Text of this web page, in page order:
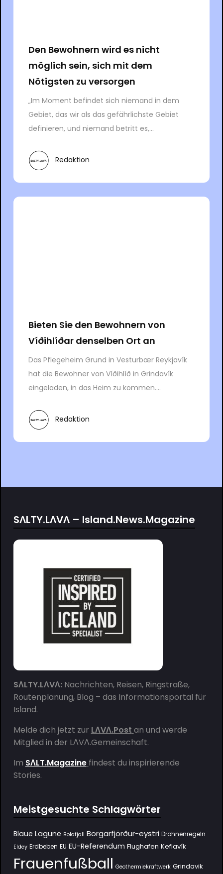
Den Bewohnern wird es nicht
möglich sein, sich mit dem
Nötigsten zu versorgen
„Im Moment befindet sich niemand in dem
Gebiet, das wir als das gefährlichste Gebiet
definieren, und niemand betritt es,...
Redaktion
Bieten Sie den Bewohnern von
Víðihlíðar denselben Ort an
Das Pflegeheim Grund in Vesturbær Reykjavík
hat die Bewohner von Víðihlíð in Grindavík
eingeladen, in das Heim zu kommen....
Redaktion
SΛLTY.LΛVΛ – Island.News.Magazine
SΛLTY.LΛVΛ:Nachrichten, Reisen, Ringstraße,
Routenplanung, Blog – das Informationsportal für
Island.
Melde dich jetzt zur LΛVΛ.Post an und werde
Mitglied in der LΛVΛ.Gemeinschaft.
Im SΛLT.Magazine findest du inspirierende
Stories.
Meistgesuchte Schlagwörter
Blaue Lagune Bolafjall Borgarfjörður-eystri Drohnenregeln
Eldey Erdbeben EU EU-Referendum Flughafen Keflavík
Frauenfußball Geothermiekraftwerk Grindavik